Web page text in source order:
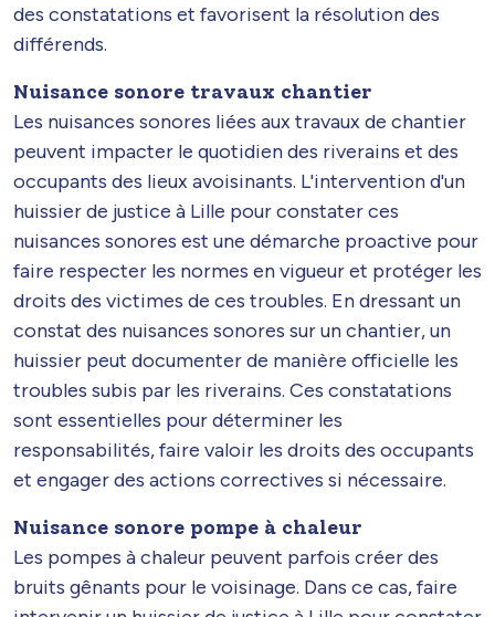
des constatations et favorisent la résolution des
différends.
Nuisance sonore travaux chantier
Les nuisances sonores liées aux travaux de chantier
peuvent impacter le quotidien des riverains et des
occupants des lieux avoisinants. L'intervention d'un
huissier de justice à Lille pour constater ces
nuisances sonores est une démarche proactive pour
faire respecter les normes en vigueur et protéger les
droits des victimes de ces troubles. En dressant un
constat des nuisances sonores sur un chantier, un
huissier peut documenter de manière officielle les
troubles subis par les riverains. Ces constatations
sont essentielles pour déterminer les
responsabilités, faire valoir les droits des occupants
et engager des actions correctives si nécessaire.
Nuisance sonore pompe à chaleur
Les pompes à chaleur peuvent parfois créer des
bruits gênants pour le voisinage. Dans ce cas, faire